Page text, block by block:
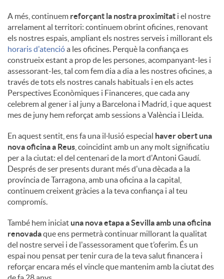
A més, continuem reforçant la nostra proximitat i el nostre
arrelament al territori: continuem obrint oficines, renovant
els nostres espais, ampliant els nostres serveis i millorant els
horaris d'atencióa les oficines. Perquè la confiança es
construeix estant a prop de les persones, acompanyant-les i
assessorant-les, tal com fem dia a dia a les nostres oficines, a
través de tots els nostres canals habituals i en els actes
Perspectives Econòmiques i Financeres, que cada any
celebrem al gener i al juny a Barcelona i Madrid, i que aquest
mes de juny hem reforçat amb sessions a València i Lleida.
En aquest sentit, ens fa una il·lusió especial haver obert una
nova oficina a Reus , coincidint amb un any molt significatiu
per a la ciutat: el del centenari de la mort d'Antoni Gaudí.
Després de ser presents durant més d'una dècada a la
província de Tarragona, amb una oficina a la capital,
continuem creixent gràcies a la teva confiança i al teu
compromís.
També hem iniciat una nova etapa a Sevilla amb una oficina
renovadaque ens permetrà continuar millorant la qualitat
del nostre servei i de l'assessorament que t’oferim. És un
espai nou pensat per tenir cura de la teva salut financera i
reforçar encara més el vincle que mantenim amb la ciutat des